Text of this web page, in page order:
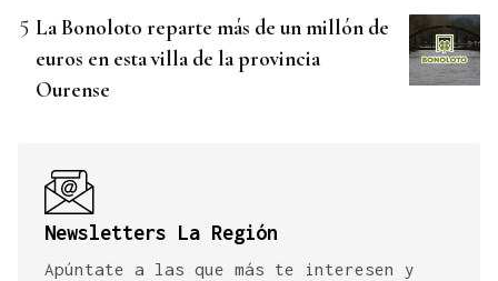
La Bonoloto reparte más de un millón de
euros en esta villa de la provincia
Ourense
Newsletters La Región
Apúntate a las que más te interesen y